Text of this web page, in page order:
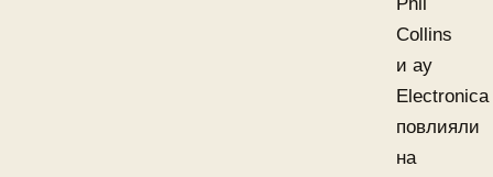
Collins
и ay
Electronica
повлияли
на